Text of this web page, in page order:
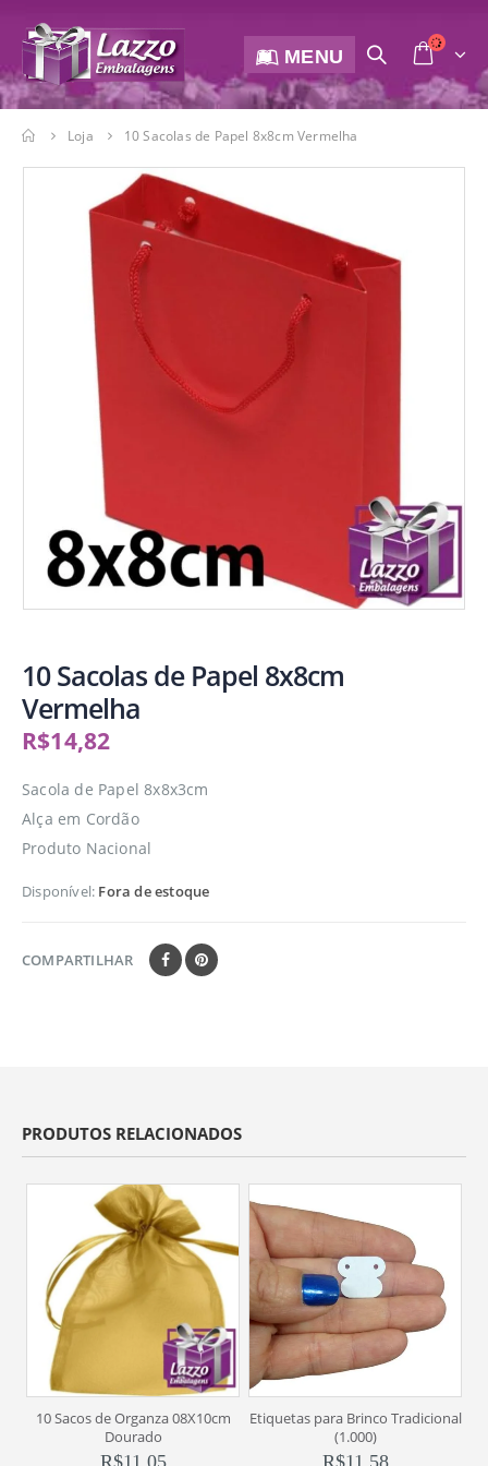
MENU
Loja 10 Sacolas de Papel 8x8cm Vermelha
10 Sacolas de Papel 8x8cm
Vermelha
R$14,82
Sacola de Papel 8x8x3cm
Alça em Cordão
Produto Nacional
Disponível: Fora de estoque
COMPARTILHAR
PRODUTOS RELACIONADOS
10 Sacos de Organza 08X10cm
Dourado
Etiquetas para Brinco Tradicional
(1.000)